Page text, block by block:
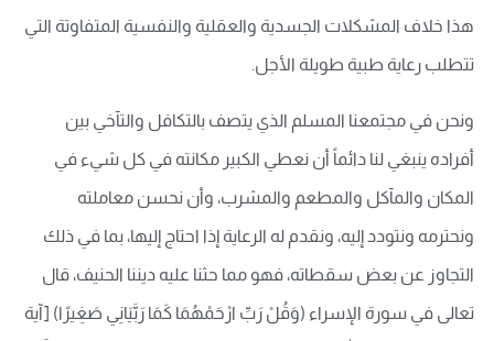
هذا خلاف المشكلات الجسدية والعقلية والنفسية المتفاوتة التي
تتطلب رعاية طبية طويلة الأجل.
ونحن في مجتمعنا المسلم الذي يتصف بالتكافل والتآخي بين
أفراده ينبغي لنا دائماً أن نعطي الكبير مكانته في كل شيء في
المكان والمآكل والمطعم والمشرب، وأن نحسن معاملته
ونحترمه ونتودد إليه، ونقدم له الرعاية إذا احتاج إليها، بما في ذلك
التجاوز عن بعض سقطاته، فهو مما حثنا عليه ديننا الحنيف، قال
تعالى في سورة الإسراء (وَقُلْ رَبِّ ارْحَمْهُمَا كَمَا رَبَّيَانِي صَغِيرًا) [آية